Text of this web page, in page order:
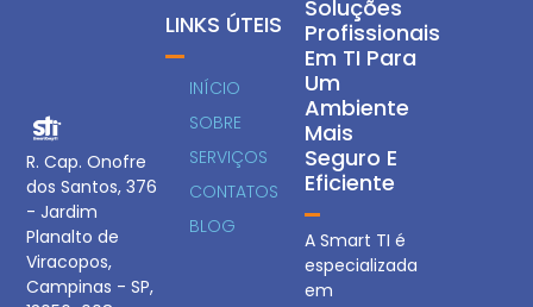
R. Cap. Onofre
dos Santos, 376
- Jardim
Planalto de
Viracopos,
Campinas - SP,
Soluções
Profissionais
Em TI Para
Um
Ambiente
Mais
Seguro E
Eficiente
A Smart TI é
especializada
em
LINKS ÚTEIS
INÍCIO
SOBRE
SERVIÇOS
CONTATOS
BLOG